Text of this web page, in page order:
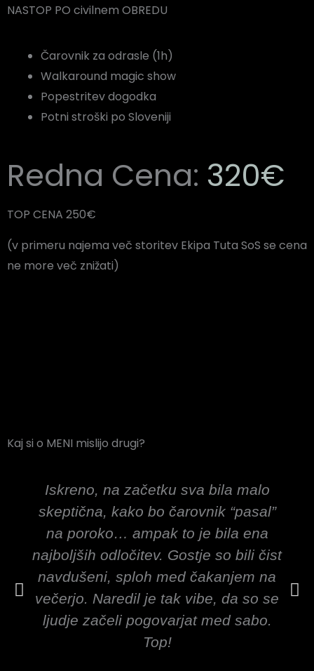
NASTOP PO civilnem OBREDU
Čarovnik za odrasle (1h)
Walkaround magic show
Popestritev dogodka
Potni stroški po Sloveniji
Redna Cena: 320€
TOP CENA 250€
(v primeru najema več storitev Ekipa Tuta SoS se cena
ne more več znižati)
Kaj si o MENI mislijo drugi?
Iskreno, na začetku sva bila malo
skeptična, kako bo čarovnik “pasal”
na poroko… ampak to je bila ena
najboljših odločitev. Gostje so bili čist
navdušeni, sploh med čakanjem na
večerjo. Naredil je tak vibe, da so se
ljudje začeli pogovarjat med sabo.
Top!